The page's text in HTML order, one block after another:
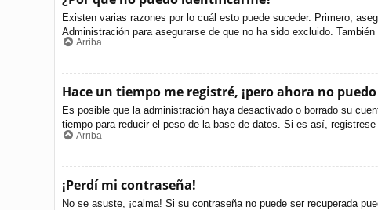
Existen varias razones por lo cuál esto puede suceder. Primero,
Administración para asegurarse de que no ha sido excluido.
Arriba
Hace un tiempo me registré, ¡pero ahora no
Es posible que la administración haya desactivado o borrado su
tiempo para reducir el peso de la base de datos. Si es así,
Arriba
¡Perdí mi contraseña!
No se asuste, ¡calma! Si su contraseña no puede ser recuperada